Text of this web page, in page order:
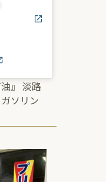
』 淡路
ソリン